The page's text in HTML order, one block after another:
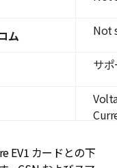
ム Not
サ
EV1 カードとの下